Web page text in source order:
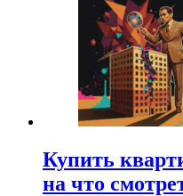
Купить
на что